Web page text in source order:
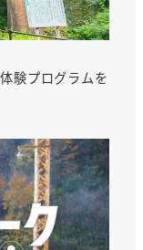
験プログラムを